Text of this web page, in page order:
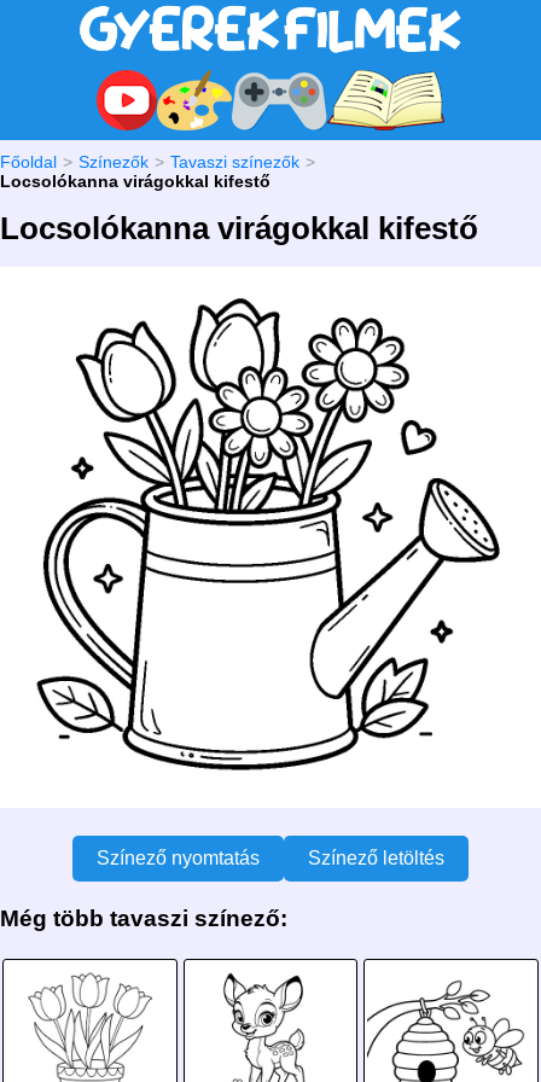
Főoldal Színezők
Tavaszi színezők
Locsolókanna virágokkal kifestő
Locsolókanna virágokkal kifestő
Színező nyomtatás Színező letöltés
Még több tavaszi színező: